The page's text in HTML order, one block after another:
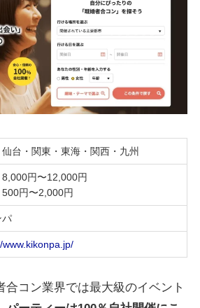
台・関東・東海・関西・九州
8,000円〜12,000円
円〜2,000円
パ
www.kikonpa.jp/
合コン業界では最大級のイベント